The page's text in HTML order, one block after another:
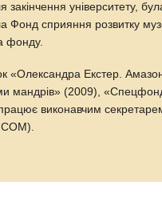
університету,
Фонд сприяння розвитку
фонду.
«Олександра Екстер.
мандрів» (2009),
виконавчим